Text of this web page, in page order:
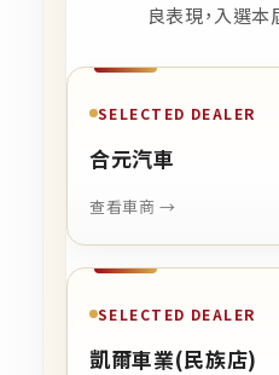
良表現，入選本
SELECTED DEALER
合元汽車
查看車商 →
SELECTED DEALER
凱爾車業(民族店)